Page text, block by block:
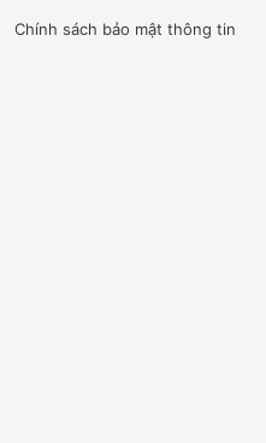
TIẾP CÓ XUẤT XỨ
nhận CO, CQ
Chính sách bảo mật thông tin